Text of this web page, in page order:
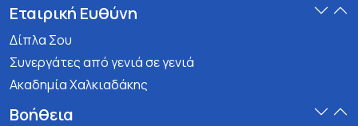
Εταιρική Ευθύνη
Δίπλα Σου
Συνεργάτες από γενιά σε γενιά
Ακαδημία Χαλκιαδάκης
Βοήθεια